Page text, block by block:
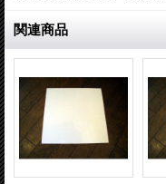
関連商品